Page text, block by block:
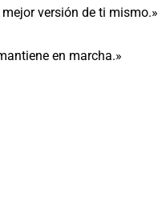
versión de ti mismo.»
en marcha.»